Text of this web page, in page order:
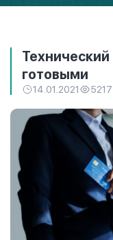
готовыми
14.01.2021 5217